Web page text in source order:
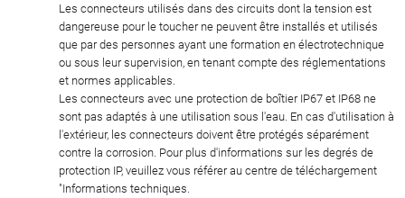
Les connecteurs utilisés dans des circuits dont la tension est
dangereuse pour le toucher ne peuvent être installés et utilisés
que par des personnes ayant une formation en électrotechnique
ou sous leur supervision, en tenant compte des réglementations
et normes applicables.
Les connecteurs avec une protection de boîtier IP67 et IP68 ne
sont pas adaptés à une utilisation sous l'eau. En cas d'utilisation à
l'extérieur, les connecteurs doivent être protégés séparément
contre la corrosion. Pour plus d'informations sur les degrés de
protection IP, veuillez vous référer au centre de téléchargement
"Informations techniques.